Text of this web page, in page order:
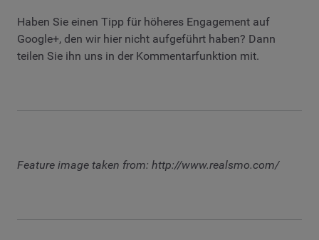
Haben Sie einen Tipp für höheres Engagement auf
Google+, den wir hier nicht aufgeführt haben? Dann
teilen Sie ihn uns in der Kommentarfunktion mit.
Feature image taken from: http://www.realsmo.com/